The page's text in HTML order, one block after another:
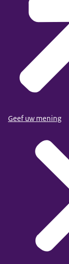
Geef uw mening